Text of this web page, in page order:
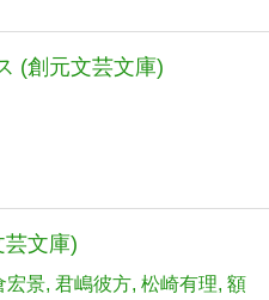
(創元文芸文庫)
文庫)
宏景 君嶋彼方 松崎有理 額